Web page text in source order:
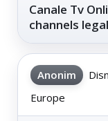
Canale Tv
channels
Anonim
Europe